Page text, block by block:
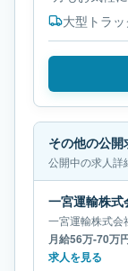
大型トラッ
その他の公開
公開中の求人詳
一宮運輸株式会
月給56万-70万
求人を見る